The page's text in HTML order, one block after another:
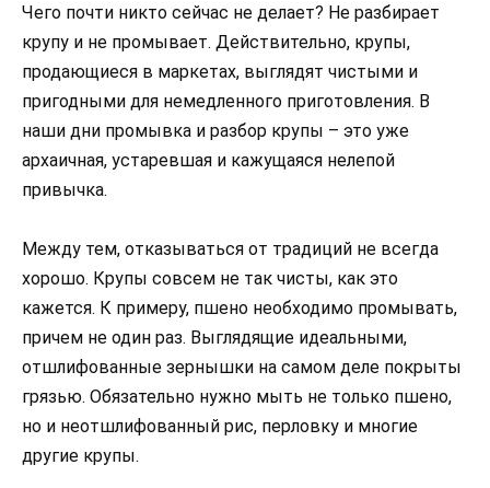
Чего почти никто сейчас не делает? Не разбирает
крупу и не промывает. Действительно, крупы,
продающиеся в маркетах, выглядят чистыми и
пригодными для немедленного приготовления. В
наши дни промывка и разбор крупы – это уже
архаичная, устаревшая и кажущаяся нелепой
привычка.
Между тем, отказываться от традиций не всегда
хорошо. Крупы совсем не так чисты, как это
кажется. К примеру, пшено необходимо промывать,
причем не один раз. Выглядящие идеальными,
отшлифованные зернышки на самом деле покрыты
грязью. Обязательно нужно мыть не только пшено,
но и неотшлифованный рис, перловку и многие
другие крупы.